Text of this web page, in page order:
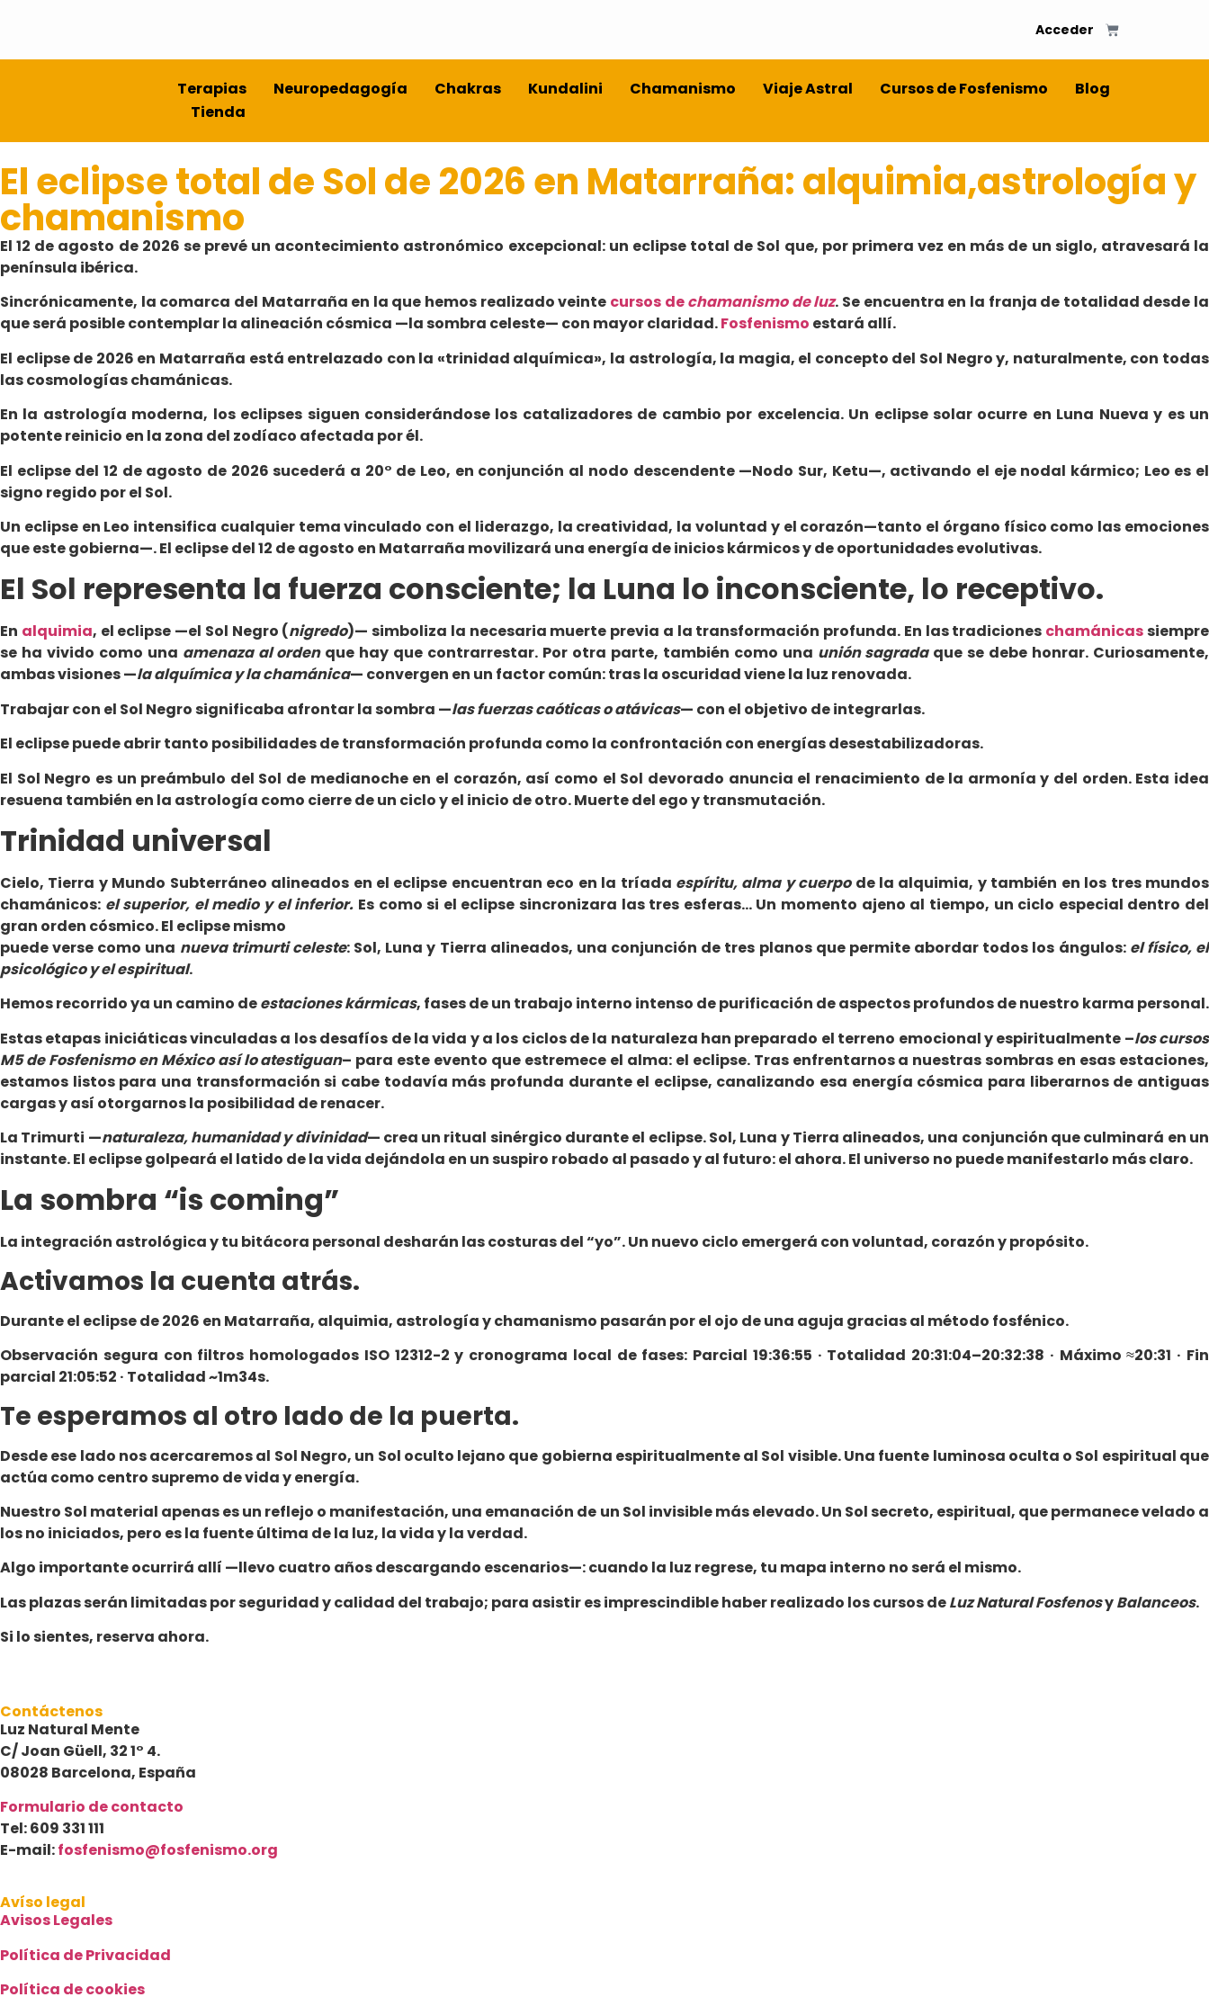
Acceder
Terapias Neuropedagogía Chakras Kundalini Chamanismo Viaje Astral Cursos de Fosfenismo
Blog
Tienda
El eclipse total de Sol de 2026 en Matarraña: alquimia,astrología y
chamanismo
El 12 de agosto de 2026 se prevé un acontecimiento astronómico excepcional: un eclipse total de Sol que, por primera vez en más de un siglo, atravesará la
península ibérica.
Sincrónicamente, la comarca del Matarraña en la que hemos realizado veinte cursos dechamanismo de luz. Se encuentra en la franja de totalidad desde la
que será posible contemplar la alineación cósmica —la sombra celeste— con mayor claridad.Fosfenismo estará allí.
El eclipse de 2026 en Matarraña está entrelazado con la «trinidad alquímica», la astrología, la magia, el concepto del Sol Negro y, naturalmente, con todas
las cosmologías chamánicas.
En la astrología moderna, los eclipses siguen considerándose los catalizadores de cambio por excelencia. Un eclipse solar ocurre en Luna Nueva y es un
potente reinicio en la zona del zodíaco afectada por él.
El eclipse del 12 de agosto de 2026 sucederá a 20° de Leo, en conjunción al nodo descendente —Nodo Sur, Ketu—, activando el eje nodal kármico; Leo es el
signo regido por el Sol.
Un eclipse en Leo intensifica cualquier tema vinculado con el liderazgo, la creatividad, la voluntad y el corazón—tanto el órgano físico como las emociones
que este gobierna—. El eclipse del 12 de agosto en Matarraña movilizará una energía de inicios kármicos y de oportunidades evolutivas.
El Sol representa la fuerza consciente; la Luna lo inconsciente, lo receptivo.
En alquimia, el eclipse —el Sol Negro (nigredo)— simboliza la necesaria muerte previa a la transformación profunda. En las tradiciones chamánicassiempre
se ha vivido como una amenaza al ordenque hay que contrarrestar. Por otra parte, también como una unión sagradaque se debe honrar. Curiosamente,
ambas visiones —la alquímica y la chamánica— convergen en un factor común: tras la oscuridad viene la luz renovada.
Trabajar con el Sol Negro significaba afrontar la sombra —las fuerzas caóticas o atávicas— con el objetivo de integrarlas.
El eclipse puede abrir tanto posibilidades de transformación profunda como la confrontación con energías desestabilizadoras.
El Sol Negro es un preámbulo del Sol de medianoche en el corazón, así como el Sol devorado anuncia el renacimiento de la armonía y del orden. Esta idea
resuena también en la astrología como cierre de un ciclo y el inicio de otro. Muerte del ego y transmutación.
Trinidad universal
Cielo, Tierra y Mundo Subterráneo alineados en el eclipse encuentran eco en la tríada espíritu, alma y cuerpode la alquimia, y también en los tres mundos
chamánicos: el superior, el medio y el inferior. Es como si el eclipse sincronizara las tres esferas… Un momento ajeno al tiempo, un ciclo especial dentro del
gran orden cósmico. El eclipse mismo
puede verse como una nueva trimurti celeste: Sol, Luna y Tierra alineados, una conjunción de tres planos que permite abordar todos los ángulos: el físico, el
psicológico y el espiritual.
Hemos recorrido ya un camino deestaciones kármicas, fases de un trabajo interno intenso de purificación de aspectos profundos de nuestro karma personal.
Estas etapas iniciáticas vinculadas a los desafíos de la vida y a los ciclos de la naturaleza han preparado el terreno emocional y espiritualmente –los cursos
M5 de Fosfenismo en México así lo atestiguan– para este evento que estremece el alma: el eclipse. Tras enfrentarnos a nuestras sombras en esas estaciones,
estamos listos para una transformación si cabe todavía más profunda durante el eclipse, canalizando esa energía cósmica para liberarnos de antiguas
cargas y así otorgarnos la posibilidad de renacer.
La Trimurti —naturaleza, humanidad y divinidad— crea un ritual sinérgico durante el eclipse. Sol, Luna y Tierra alineados, una conjunción que culminará en un
instante. El eclipse golpeará el latido de la vida dejándola en un suspiro robado al pasado y al futuro: el ahora. El universo no puede manifestarlo más claro.
La sombra “is coming”
La integración astrológica y tu bitácora personal desharán las costuras del “yo”. Un nuevo ciclo emergerá con voluntad, corazón y propósito.
Activamos la cuenta atrás.
Durante el eclipse de 2026 en Matarraña, alquimia, astrología y chamanismo pasarán por el ojo de una aguja gracias al método fosfénico.
Observación segura con filtros homologados ISO 12312-2 y cronograma local de fases: Parcial 19:36:55 · Totalidad 20:31:04–20:32:38 · Máximo ≈20:31 · Fin
parcial 21:05:52 · Totalidad ~1m34s.
Te esperamos al otro lado de la puerta.
Desde ese lado nos acercaremos al Sol Negro, un Sol oculto lejano que gobierna espiritualmente al Sol visible. Una fuente luminosa oculta o Sol espiritual que
actúa como centro supremo de vida y energía.
Nuestro Sol material apenas es un reflejo o manifestación, una emanación de un Sol invisible más elevado. Un Sol secreto, espiritual, que permanece velado a
los no iniciados, pero es la fuente última de la luz, la vida y la verdad.
Algo importante ocurrirá allí —llevo cuatro años descargando escenarios—: cuando la luz regrese, tu mapa interno no será el mismo.
Las plazas serán limitadas por seguridad y calidad del trabajo; para asistir es imprescindible haber realizado los cursos deLuz Natural FosfenosyBalanceos.
Si lo sientes, reserva ahora.
Contáctenos
Luz Natural Mente
C/ Joan Güell, 32 1° 4.
08028 Barcelona, España
Formulario de contacto
Tel: 609 331 111
E-mail:fosfenismo@fosfenismo.org
Avíso legal
Avisos Legales
Política de Privacidad
Política de cookies